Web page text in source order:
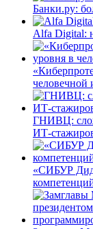
Банки.ру:
Alfa Digital:
ГНИВЦ:
«СИБУР